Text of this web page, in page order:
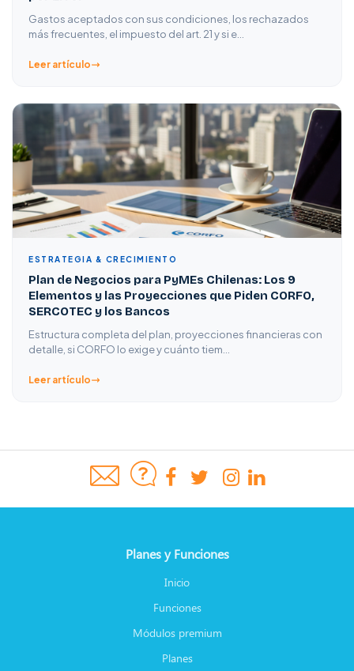
Gastos aceptados con sus condiciones, los rechazados
más frecuentes, el impuesto del art. 21 y si e…
Leer artículo
ESTRATEGIA & CRECIMIENTO
Plan de Negocios para PyMEs Chilenas: Los 9
Elementos y las Proyecciones que Piden CORFO,
SERCOTEC y los Bancos
Estructura completa del plan, proyecciones financieras con
detalle, si CORFO lo exige y cuánto tiem…
Leer artículo
Planes y Funciones
Inicio
Funciones
Módulos premium
Planes